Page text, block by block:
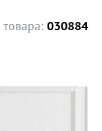
030884